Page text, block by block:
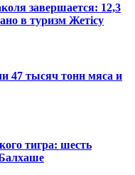
завершается: 12,3
в туризм Жетісу
47 тысяч тонн мяса и
тигра: шесть